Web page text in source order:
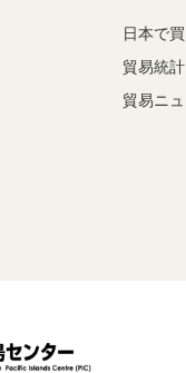
日本で
貿易統計
貿易ニ